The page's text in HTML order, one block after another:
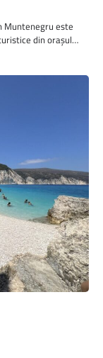
Muntenegru este
din orașul…